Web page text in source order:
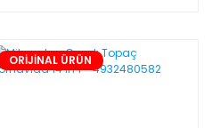
ORİJİNAL ÜRÜN